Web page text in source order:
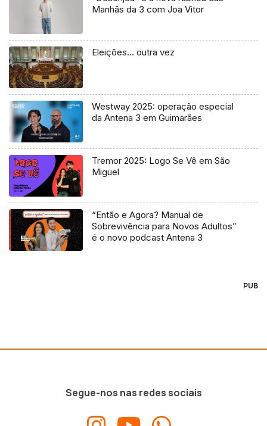
Manhãs da 3 com Joa Vitor
Eleições… outra vez
Westway 2025: operação especial
da Antena 3 em Guimarães
Tremor 2025: Logo Se Vê em São
Miguel
“Então e Agora? Manual de
Sobrevivência para Novos Adultos”
é o novo podcast Antena 3
PUB
Segue-nos nas redes sociais